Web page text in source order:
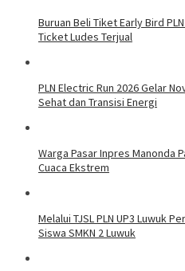
Buruan Beli Tiket Early Bird
Ticket Ludes Terjual
PLN Electric Run 2026 Gelar
Sehat dan Transisi Energi
Warga Pasar Inpres Manonda
Cuaca Ekstrem
Melalui TJSL PLN UP3 Luwuk
Siswa SMKN 2 Luwuk